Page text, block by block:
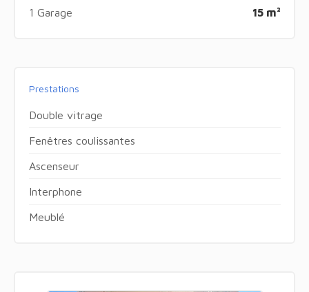
1 Garage 15 m²
Prestations
Double vitrage
Fenêtres coulissantes
Ascenseur
Interphone
Meublé